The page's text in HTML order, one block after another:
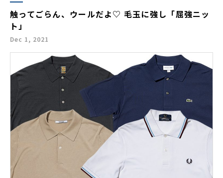
触ってごらん、ウールだよ♡ 毛玉に強し「屈強ニッ
ト」
Dec 1, 2021